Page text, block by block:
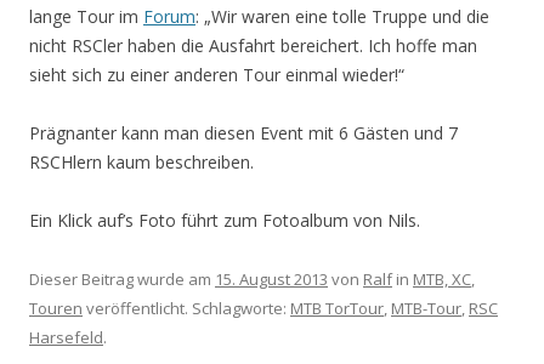
lange Tour im Forum: „Wir waren eine tolle Truppe und die
nicht RSCler haben die Ausfahrt bereichert. Ich hoffe man
sieht sich zu einer anderen Tour einmal wieder!“
Prägnanter kann man diesen Event mit 6 Gästen und 7
RSCHlern kaum beschreiben.
Ein Klick auf’s Foto führt zum Fotoalbum von Nils.
Dieser Beitrag wurde am 15. August 2013 von Ralfin MTB, XC,
Touren veröffentlicht. Schlagworte: MTB TorTour, MTB-Tour, RSC
Harsefeld.